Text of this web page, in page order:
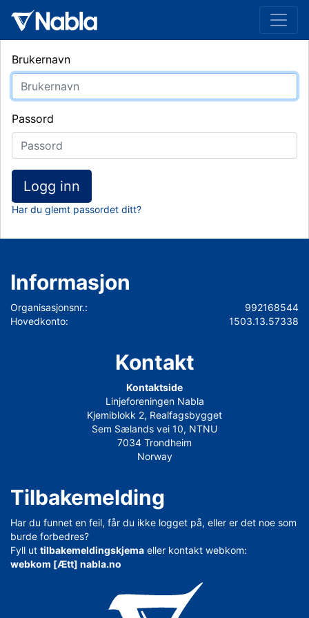
Brukernavn
Passord
Logg inn
Har du glemt passordet ditt?
Informasjon
Organisasjonsnr.:
992168544
Hovedkonto:
1503.13.57338
Kontakt
Kontaktside
Linjeforeningen Nabla
Kjemiblokk 2, Realfagsbygget
Sem Sælands vei 10, NTNU
7034 Trondheim
Norway
Tilbakemelding
Har du funnet en feil, får du ikke logget på, eller er det noe som
burde forbedres?
Fyll ut tilbakemeldingskjema eller kontakt webkom:
webkom [Ætt] nabla.no